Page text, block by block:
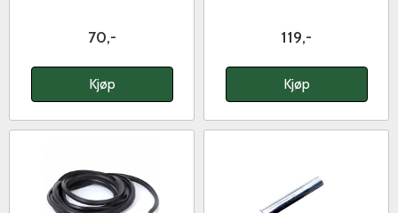
70,-
Kjøp
119,-
Kjøp